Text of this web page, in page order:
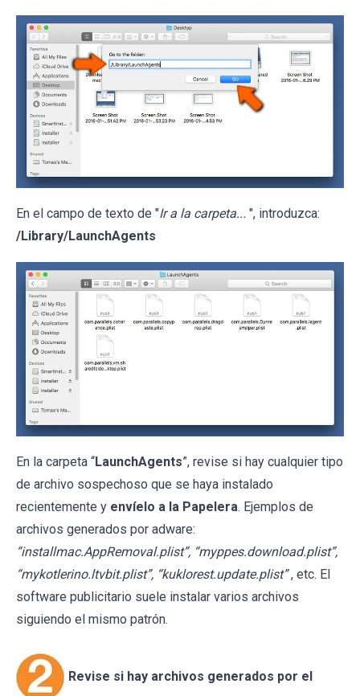
En el campo de texto de "Ir a la carpeta... ", introduzca:
/Library/LaunchAgents
En la carpeta “LaunchAgents”, revise si hay cualquier tipo
de archivo sospechoso que se haya instalado
recientemente y envíelo a la Papelera. Ejemplos de
archivos generados por adware:
“installmac.AppRemoval.plist”, “myppes.download.plist”,
“mykotlerino.ltvbit.plist”, “kuklorest.update.plist” , etc. El
software publicitario suele instalar varios archivos
siguiendo el mismo patrón.
Revise si hay archivos generados por el